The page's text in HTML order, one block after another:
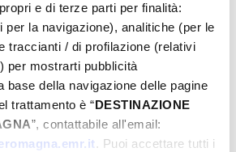
e di terze parti per finalità:
per la navigazione), analitiche (per le
traccianti / di profilazione (relativi
per mostrarti pubblicità
base della navigazione delle pagine
trattamento è “DESTINAZIONE
”, contattabile all'email:
. Puoi accettare tutti i